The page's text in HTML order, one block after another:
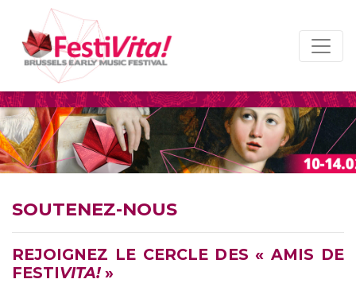
SOUTENEZ-NOUS
REJOIGNEZ LE CERCLE DES « AMIS DE
FESTIVITA! »